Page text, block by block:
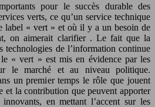
pour le succès durable des
verts, ce qu’un service technique
label « vert » et où il y a un besoin de
on aimerait clarifier . Le fait que la
technologies de l’information continue
« vert » est mis en évidence par les
le marché et au niveau politique.
un premier temps le rôle que jouent
et la contribution que peuvent apporter
en mettant l’accent sur les